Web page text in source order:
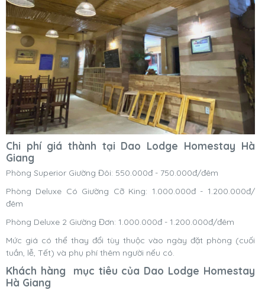
Chi phí giá thành tại Dao Lodge Homestay Hà
Giang
Phòng Superior Giường Đôi: 550.000đ - 750.000đ/đêm
Phòng Deluxe Có Giường Cỡ King: 1.000.000đ - 1.200.000đ/
đêm
Phòng Deluxe 2 Giường Đơn: 1.000.000đ - 1.200.000đ/đêm
Mức giá có thể thay đổi tùy thuộc vào ngày đặt phòng (cuối
tuần, lễ, Tết) và phụ phí thêm người nếu có.
Khách hàng mục tiêu của Dao Lodge Homestay
Hà Giang